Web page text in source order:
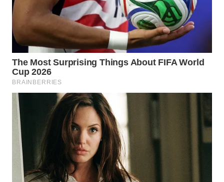
WN
KALTIM
WN
SULSEL
GORONTALO
SULUT
WN